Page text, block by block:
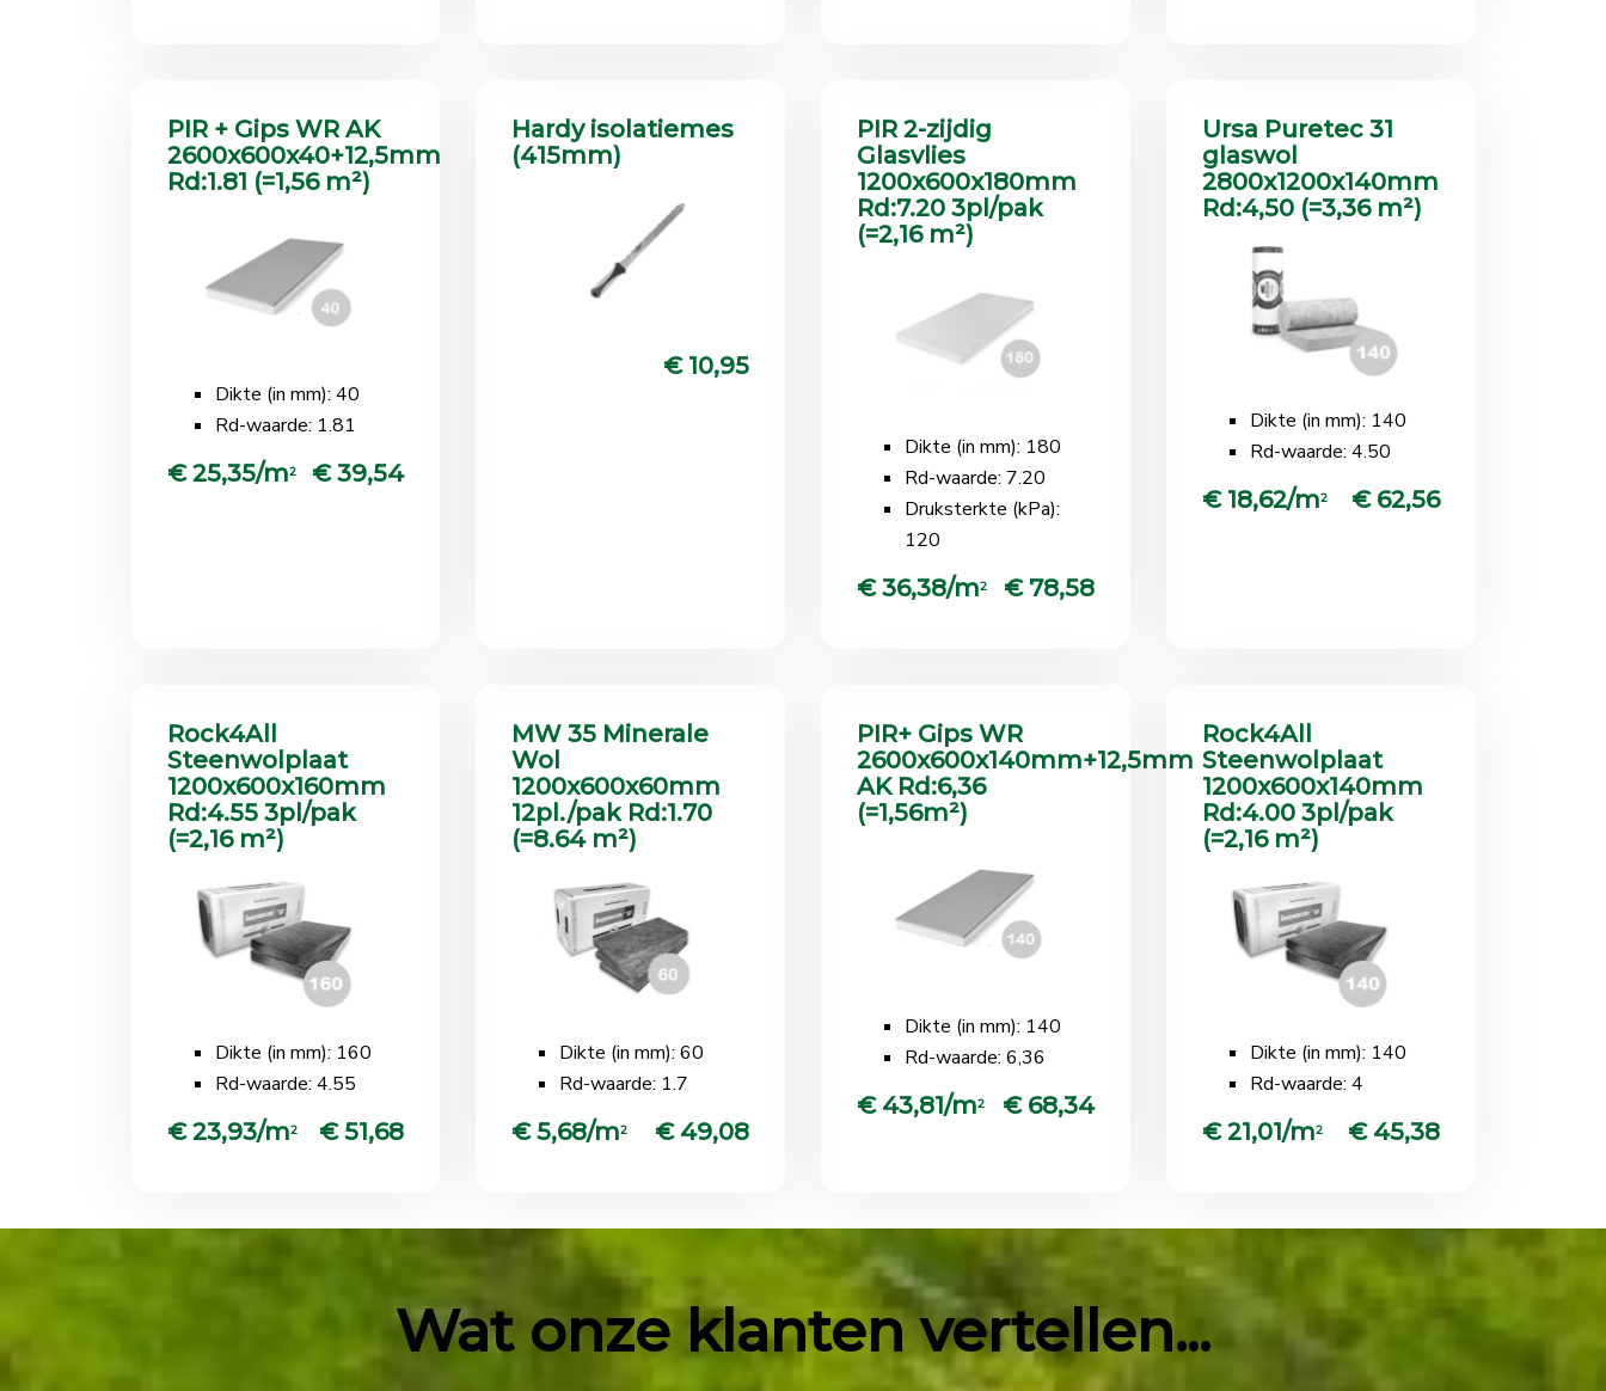
PIR + Gips WR AK
2600x600x40+12,5mm
Rd:1.81 (=1,56 m²)
Dikte (in mm): 40
Rd-waarde: 1.81
€ 25,35/m2 € 39,54
Hardy isolatiemes
(415mm)
€ 10,95
PIR 2-zijdig
Glasvlies
1200x600x180mm
Rd:7.20 3pl/pak
(=2,16 m²)
Dikte (in mm): 180
Rd-waarde: 7.20
Druksterkte (kPa):
120
€ 36,38/m2 € 78,58
Ursa Puretec 31
glaswol
2800x1200x140mm
Rd:4,50 (=3,36 m²)
Dikte (in mm): 140
Rd-waarde: 4.50
€ 18,62/m2 € 62,56
Rock4All
Steenwolplaat
1200x600x160mm
Rd:4.55 3pl/pak
(=2,16 m²)
Dikte (in mm): 160
Rd-waarde: 4.55
€ 23,93/m2 € 51,68
MW 35 Minerale
Wol
1200x600x60mm
12pl./pak Rd:1.70
(=8.64 m²)
Dikte (in mm): 60
Rd-waarde: 1.7
€ 5,68/m2 € 49,08
PIR+ Gips WR
2600x600x140mm+12,5mm
AK Rd:6,36
(=1,56m²)
Dikte (in mm): 140
Rd-waarde: 6,36
€ 43,81/m2 € 68,34
Rock4All
Steenwolplaat
1200x600x140mm
Rd:4.00 3pl/pak
(=2,16 m²)
Dikte (in mm): 140
Rd-waarde: 4
€ 21,01/m2 € 45,38
Wat onze klanten vertellen...